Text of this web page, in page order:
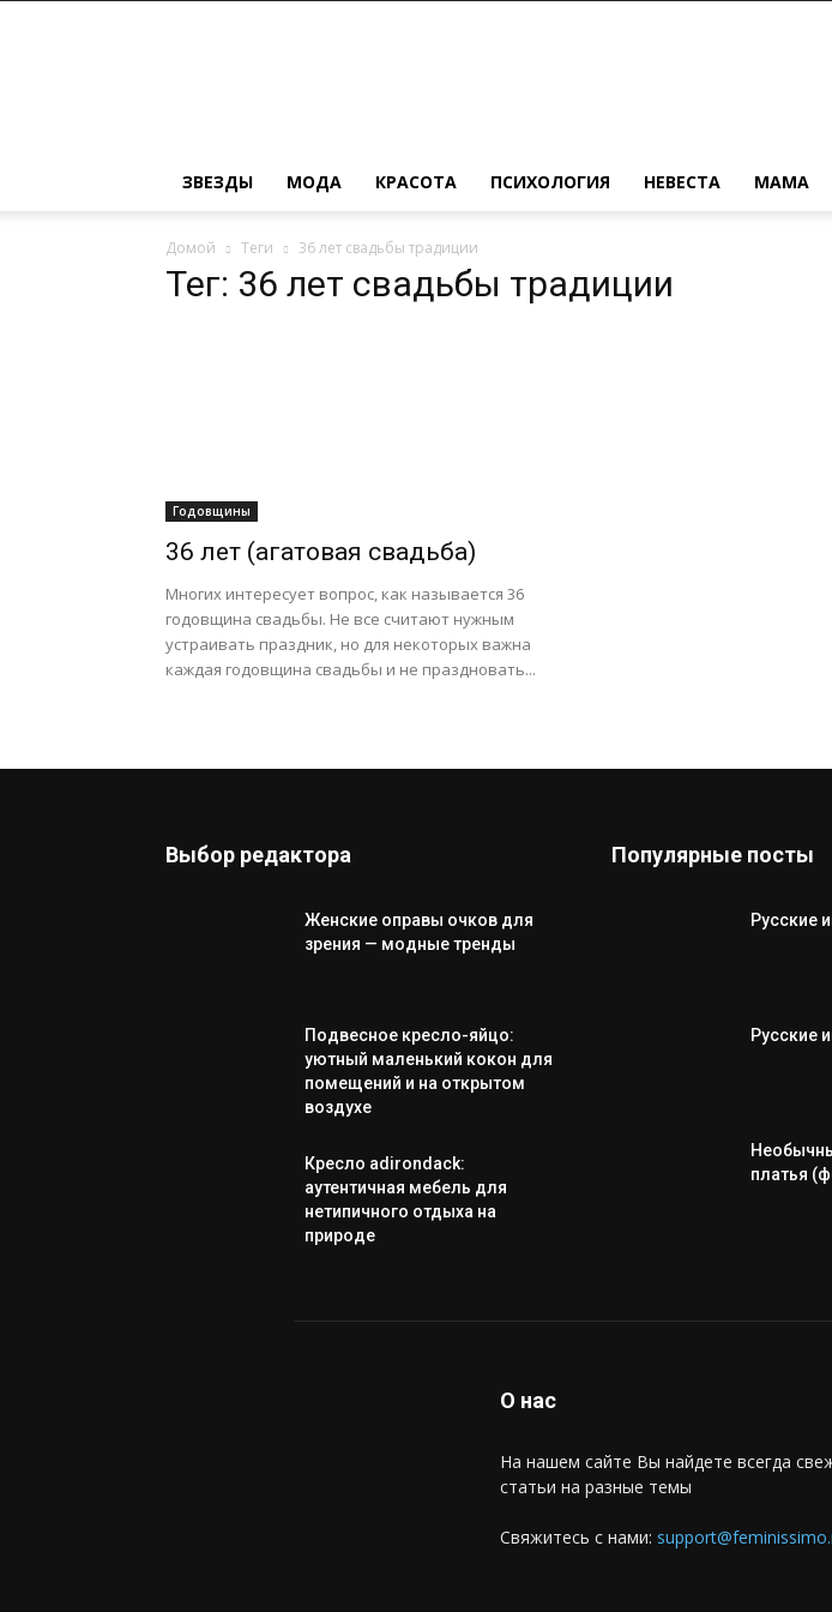
замужестве
ЗВЕЗДЫ МОДА КРАСОТА ПСИХОЛОГИЯ НЕВЕСТА МАМА
Домой Теги 36 лет свадьбы традиции
Тег: 36 лет свадьбы традиции
Годовщины
36 лет (агатовая свадьба)
Многих интересует вопрос, как называется 36
годовщина свадьбы. Не все считают нужным
устраивать праздник, но для некоторых важна
каждая годовщина свадьбы и не праздновать...
Выбор редактора
Женские оправы очков для
зрения — модные тренды
Подвесное кресло-яйцо:
уютный маленький кокон для
помещений и на открытом
воздухе
Кресло adirondack:
аутентичная мебель для
нетипичного отдыха на
природе
Популярные посты
Русские
Русские
платья
О нас
На нашем сайте Вы найдете всегда
статьи на разные темы
Свяжитесь с нами: